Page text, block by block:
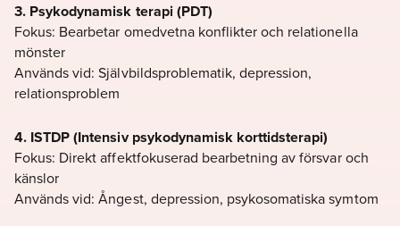
3. Psykodynamisk terapi (PDT)
Fokus: Bearbetar omedvetna konflikter och relationella
mönster
Används vid: Självbildsproblematik, depression,
relationsproblem
4. ISTDP (Intensiv psykodynamisk korttidsterapi)
Fokus: Direkt affektfokuserad bearbetning av försvar och
känslor
Används vid: Ångest, depression, psykosomatiska symtom